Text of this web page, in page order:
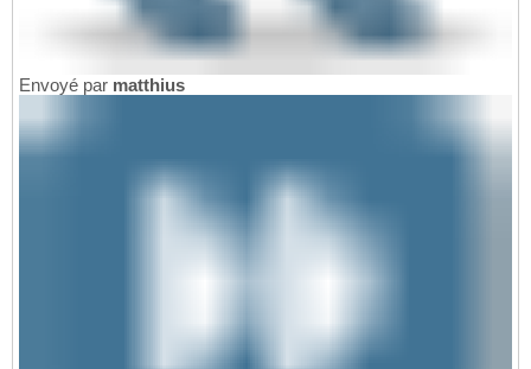
Envoyé par matthius